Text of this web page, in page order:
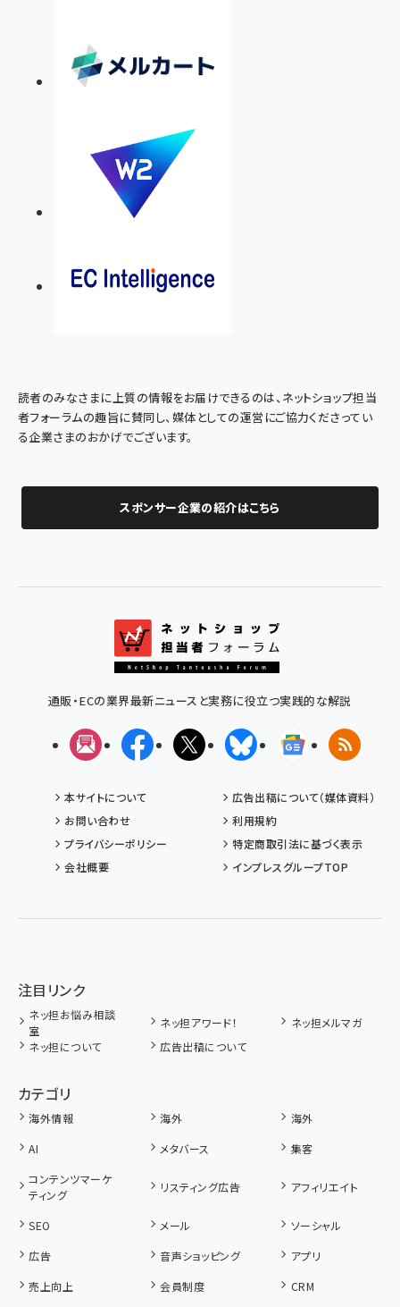
読者のみなさまに上質の情報をお届けできるのは、ネットショップ担当
者フォーラムの趣旨に賛同し、媒体としての運営にご協力くださってい
る企業さまのおかげでございます。
スポンサー企業の紹介はこちら
通販・ECの業界最新ニュースと実務に役立つ実践的な解説
メルマガFacebookX(エックス)BlueskyGoogleニュ
RSS
本サイトについて
広告出稿について（媒体資料）
お問い合わせ
利用規約
プライバシーポリシー
特定商取引法に基づく表示
会社概要
インプレスグループTOP
注目リンク
ネッ担お悩み相談
室
ネッ担アワード！
ネッ担メルマガ
ネッ担について
広告出稿について
カテゴリ
海外情報 海外
海外
AI
メタバース
集客
コンテンツマーケ
ティング
リスティング広告 アフィリエイト
SEO メール
ソーシャル
広告
音声ショッピング
アプリ
売上向上
会員制度
CRM